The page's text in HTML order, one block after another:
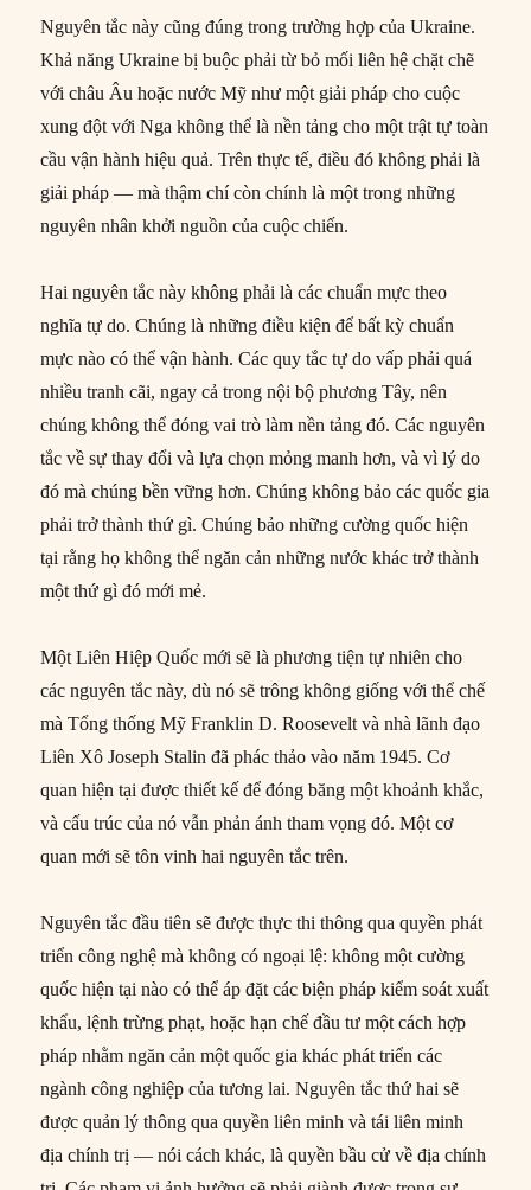
Nguyên tắc này cũng đúng trong trường hợp của Ukraine.
Khả năng Ukraine bị buộc phải từ bỏ mối liên hệ chặt chẽ
với châu Âu hoặc nước Mỹ như một giải pháp cho cuộc
xung đột với Nga không thể là nền tảng cho một trật tự toàn
cầu vận hành hiệu quả. Trên thực tế, điều đó không phải là
giải pháp — mà thậm chí còn chính là một trong những
nguyên nhân khởi nguồn của cuộc chiến.
Hai nguyên tắc này không phải là các chuẩn mực theo
nghĩa tự do. Chúng là những điều kiện để bất kỳ chuẩn
mực nào có thể vận hành. Các quy tắc tự do vấp phải quá
nhiều tranh cãi, ngay cả trong nội bộ phương Tây, nên
chúng không thể đóng vai trò làm nền tảng đó. Các nguyên
tắc về sự thay đổi và lựa chọn mỏng manh hơn, và vì lý do
đó mà chúng bền vững hơn. Chúng không bảo các quốc gia
phải trở thành thứ gì. Chúng bảo những cường quốc hiện
tại rằng họ không thể ngăn cản những nước khác trở thành
một thứ gì đó mới mẻ.
Một Liên Hiệp Quốc mới sẽ là phương tiện tự nhiên cho
các nguyên tắc này, dù nó sẽ trông không giống với thể chế
mà Tổng thống Mỹ Franklin D. Roosevelt và nhà lãnh đạo
Liên Xô Joseph Stalin đã phác thảo vào năm 1945. Cơ
quan hiện tại được thiết kế để đóng băng một khoảnh khắc,
và cấu trúc của nó vẫn phản ánh tham vọng đó. Một cơ
quan mới sẽ tôn vinh hai nguyên tắc trên.
Nguyên tắc đầu tiên sẽ được thực thi thông qua quyền phát
triển công nghệ mà không có ngoại lệ: không một cường
quốc hiện tại nào có thể áp đặt các biện pháp kiểm soát xuất
khẩu, lệnh trừng phạt, hoặc hạn chế đầu tư một cách hợp
pháp nhằm ngăn cản một quốc gia khác phát triển các
ngành công nghiệp của tương lai. Nguyên tắc thứ hai sẽ
được quản lý thông qua quyền liên minh và tái liên minh
địa chính trị — nói cách khác, là quyền bầu cử về địa chính